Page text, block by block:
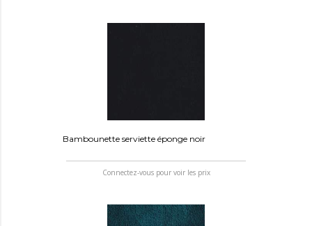
Bambounette serviette éponge noir
Connectez-vous pour voir les prix